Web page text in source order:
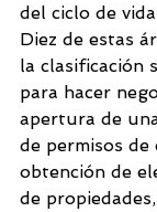
del ciclo de
Diez de estas
la clasificación
para hacer
apertura de
de permisos de
obtención de
de